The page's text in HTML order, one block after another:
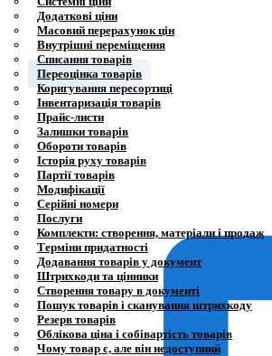
Додаткові ціни
Масовий перерахунок цін
Внутрішні переміщення
Списання товарів
Переоцінка товарів
Коригування пересортиці
Інвентаризація товарів
Прайс-листи
Залишки товарів
Обороти товарів
Історія руху товарів
Партії товарів
Модифікації
Серійні номери
Послуги
Комплекти: створення, матеріали і продаж
Терміни придатності
Додавання товарів у документ
Штрихкоди та цінники
Створення товару в документі
Пошук товарів і сканування штрихкоду
Резерв товарів
Облікова ціна і собівартість товарів
Чому товар є, але він недоступний